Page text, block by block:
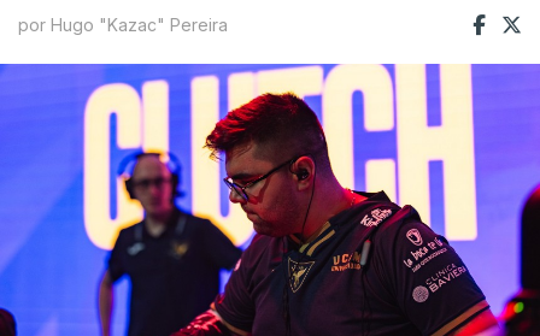
por Hugo "Kazac" Pereira